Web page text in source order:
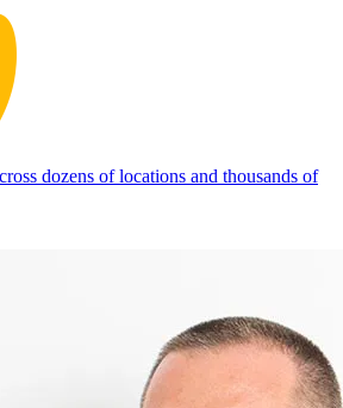
dozens of locations and thousands of